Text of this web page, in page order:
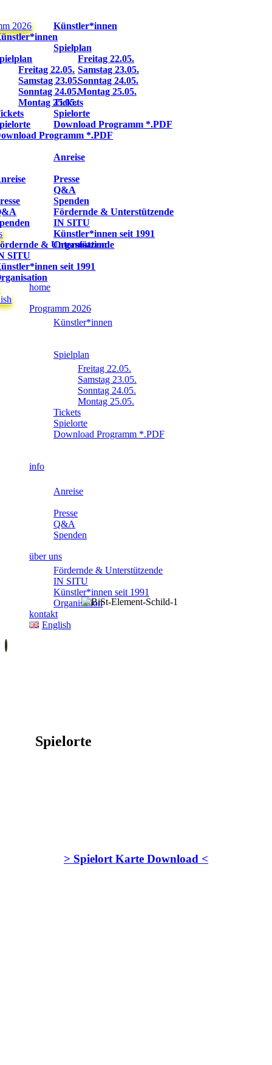
2026
Freitag 22.05.
Samstag 23.05.
Sonntag 24.05.
Montag 25.05.
Programm *.PDF
& Unterstützende
SITU
seit 1991
Künstler*innen
Spielplan
Freitag 22.05.
Samstag 23.05.
Sonntag 24.05.
Montag 25.05.
Tickets
Spielorte
Download Programm *.PDF
Anreise
Presse
Q&A
Spenden
Fördernde & Unterstützende
IN SITU
Künstler*innen seit 1991
Organisation
home
Programm 2026
Künstler*innen
Spielplan
Freitag 22.05.
Samstag 23.05.
Sonntag 24.05.
Montag 25.05.
Tickets
Spielorte
Download Programm *.PDF
info
Anreise
Presse
Q&A
Spenden
über uns
Fördernde & Unterstützende
IN SITU
Künstler*innen seit 1991
Organisation
kontakt
English
Spielorte
> Spielort Karte Download <